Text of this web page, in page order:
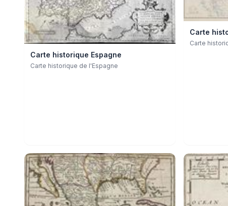
Carte historique Espagne
Carte historique de l'Espagne
Carte
Carte